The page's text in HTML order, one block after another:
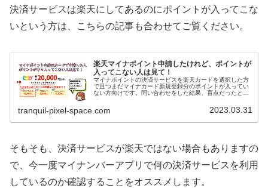
決済サービスは楽天にしてあるのにポイントが入ってこな
いという方は、こちらの記事も合わせてご覧ください。
楽天マイナポイント申請したけれど、ポイントが
入ってこない人は見て！
マイナポイントの決済サービスを楽天カードを選択した方
で且つまだマイナカード新規登録分のポイントが入ってい
ない方向けです。問い合わせをした結果、盲点だったとこ
イナポイントを申請する方も参考になるかと思いますので
ご覧ください。
tranquil-pixel-space.com 2023.03.31
そもそも、決済サービスが楽天ではない場合もありますの
で、今一度マイナンバーアプリで何の決済サービスを利用
しているのか確認することをオススメします。